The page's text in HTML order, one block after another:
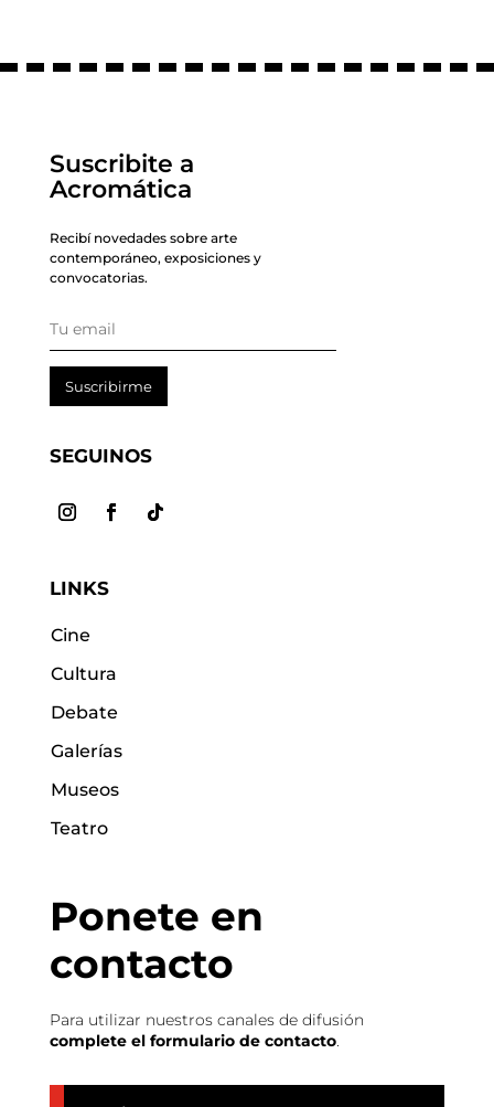
Suscribite a
Acromática
Recibí novedades sobre arte
contemporáneo, exposiciones y
convocatorias.
Suscribirme
SEGUINOS
LINKS
Cine
Cultura
Debate
Galerías
Museos
Teatro
Ponete en
contacto
Para utilizar nuestros canales de difusión
complete el formulario de contacto.